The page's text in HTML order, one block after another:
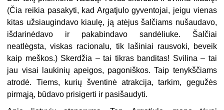
(Čia reikia pasakyti, kad Argatjulo gyventojai, jeigu vienas
kitas užsiaugindavo kiaulę, ją atėjus šalčiams nušaudavo,
išdarinėdavo ir pakabindavo sandėliuke. Šalčiai
neatlėgsta, viskas racionalu, tik lašiniai rausvoki, beveik
kaip meškos.) Skerdžia – tai tikras banditas! Svilina – tai
jau visai laukinių apeigos, pagoniškos. Taip tenykščiams
atrodė. Tiems, kurių šventinė atrakcija, tarkim, gegužės
pirmąją, būdavo prisigerti ir pasišaudyti.